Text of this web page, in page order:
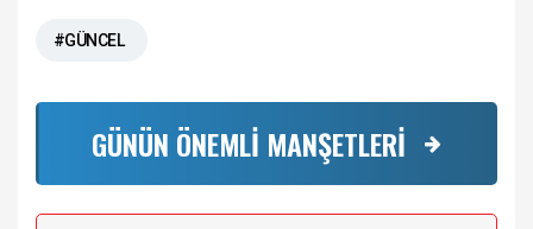
#GÜNCEL
GÜNÜN ÖNEMLİ MANŞETLERİ